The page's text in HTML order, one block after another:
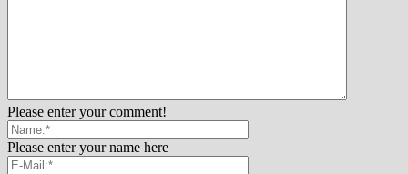
Please enter your comment!
Please enter your name here